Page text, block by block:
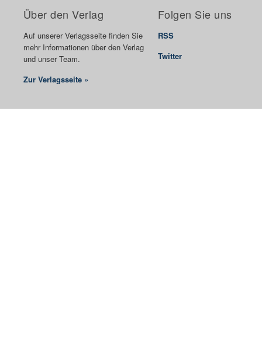
Über den Verlag
Auf unserer Verlagsseite finden Sie
mehr Informationen über den Verlag
und unser Team.
Zur Verlagsseite »
Folgen Sie uns
RSS
Twitter